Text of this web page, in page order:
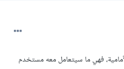
فهي ما سيتعامل معه مستخدم